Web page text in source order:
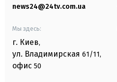
news24@24tv.com.ua
Мы здесь:
г. Киев,
ул. Владимирская 61/11,
офис 50